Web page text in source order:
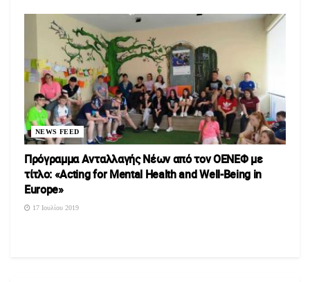
NEWS FEED
Πρόγραμμα Ανταλλαγής Νέων από τον ΟΕΝΕΦ με
τίτλο: «Acting for Mental Health and Well-Being in
Europe»
17 Ιουλίου 2019